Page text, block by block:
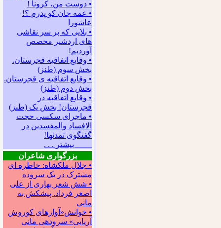
• دوست من، کرونا !
• ﻋﻤﻪ ﺟﺎﻥ ﻛﻮ ﭘﺪﺭﻡ ؟!
عاشورا
• بلایی که بر سر نقاشی
های اردشیر محصص
آوردیم!
• وقایع اتفاقیه قجرستان.
بخش سوم (طنز)
• وقایع اتفاقیه ی قجرستان.
بخش دوم (طنز)
• وقایع اتفاقیه در
قجرستان! بخش یک (طنز)
• ماجرای سکسی حجت
الافساد والمفسدین در
گفتگوی تمدنها!
بیشتر . . .
بزرگواری شاعران
• جلال ملکشاه: خاطره ای
مشترک در یک سروده
• شش شعر بهاری از علی
اصغر فرداد. پیشکش به
مانی
• خوانش«آوازهای کوروش
آریایی» سروده‍ی مانی